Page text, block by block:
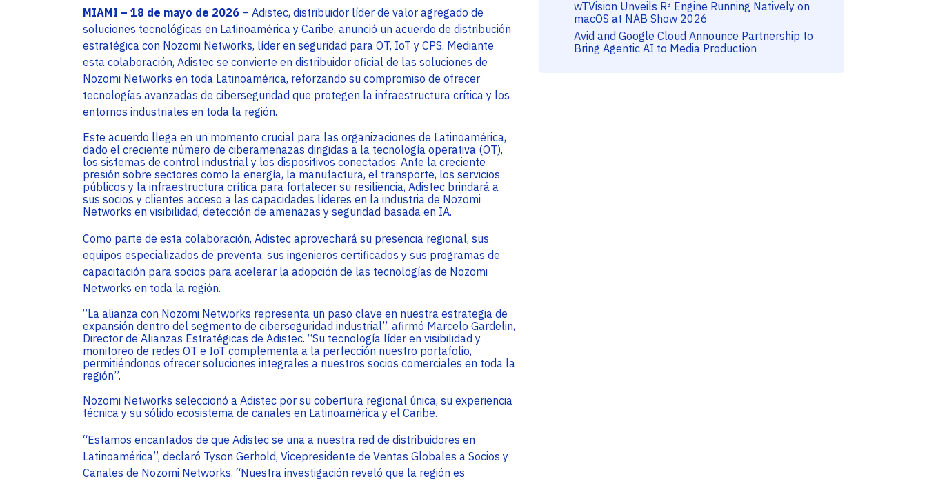
MIAMI – 18 de mayo de 2026 – Adistec, distribuidor líder de valor agregado de
soluciones tecnológicas en Latinoamérica y Caribe, anunció un acuerdo de distribución
estratégica con Nozomi Networks, líder en seguridad para OT, IoT y CPS. Mediante
esta colaboración, Adistec se convierte en distribuidor oficial de las soluciones de
Nozomi Networks en toda Latinoamérica, reforzando su compromiso de ofrecer
tecnologías avanzadas de ciberseguridad que protegen la infraestructura crítica y los
entornos industriales en toda la región.
Este acuerdo llega en un momento crucial para las organizaciones de Latinoamérica,
dado el creciente número de ciberamenazas dirigidas a la tecnología operativa (OT),
los sistemas de control industrial y los dispositivos conectados. Ante la creciente
presión sobre sectores como la energía, la manufactura, el transporte, los servicios
públicos y la infraestructura crítica para fortalecer su resiliencia, Adistec brindará a
sus socios y clientes acceso a las capacidades líderes en la industria de Nozomi
Networks en visibilidad, detección de amenazas y seguridad basada en IA.
Como parte de esta colaboración, Adistec aprovechará su presencia regional, sus
equipos especializados de preventa, sus ingenieros certificados y sus programas de
capacitación para socios para acelerar la adopción de las tecnologías de Nozomi
Networks en toda la región.
“La alianza con Nozomi Networks representa un paso clave en nuestra estrategia de
expansión dentro del segmento de ciberseguridad industrial”, afirmó Marcelo Gardelin,
Director de Alianzas Estratégicas de Adistec. “Su tecnología líder en visibilidad y
monitoreo de redes OT e IoT complementa a la perfección nuestro portafolio,
permitiéndonos ofrecer soluciones integrales a nuestros socios comerciales en toda la
región”.
Nozomi Networks seleccionó a Adistec por su cobertura regional única, su experiencia
técnica y su sólido ecosistema de canales en Latinoamérica y el Caribe.
“Estamos encantados de que Adistec se una a nuestra red de distribuidores en
Latinoamérica”, declaró Tyson Gerhold, Vicepresidente de Ventas Globales a Socios y
Canales de Nozomi Networks. “Nuestra investigación reveló que la región es
wTVision Unveils R³ Engine Running Natively on
macOS at NAB Show 2026
Avid and Google Cloud Announce Partnership to
Bring Agentic AI to Media Production